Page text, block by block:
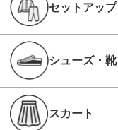
セットアップ
シューズ・靴
スカート